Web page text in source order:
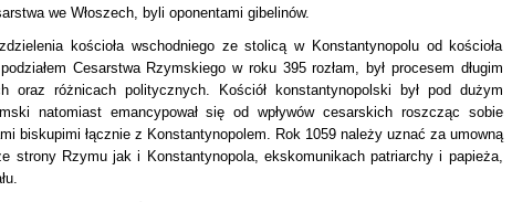
we Włoszech, byli oponentami gibelinów.
kościoła wschodniego ze stolicą w Konstantynopolu od kościoła
Cesarstwa Rzymskiego w roku 395 rozłam, był procesem długim
oraz różnicach politycznych. Kościół konstantynopolski był pod dużym
natomiast emancypował się od wpływów cesarskich roszcząc sobie
biskupimi łącznie z Konstantynopolem. Rok 1059 należy uznać za umowną
strony Rzymu jak i Konstantynopola, ekskomunikach patriarchy i papieża,